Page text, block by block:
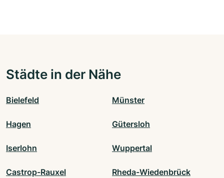
Städte in der Nähe
Bielefeld Münster
Hagen Gütersloh
Iserlohn Wuppertal
Castrop-Rauxel Rheda-Wiedenbrück